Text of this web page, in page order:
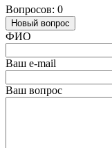
Вопросов: 0
Новый вопрос
ФИО
Ваш e-mail
Ваш вопрос